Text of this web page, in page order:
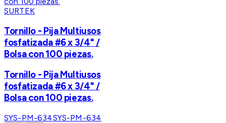
SURTEK
Tornillo - Pija Multiusos
fosfatizada #6 x 3/4" /
Bolsa con 100 piezas.
Tornillo - Pija Multiusos
fosfatizada #6 x 3/4" /
Bolsa con 100 piezas.
SYS-PM-634SYS-PM-634